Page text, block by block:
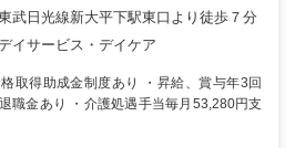
武日光線新大平下駅東口より徒歩７分
イサービス・デイケア
取得助成金制度あり ・昇給、賞与年3回
職金あり ・介護処遇手当毎月53,280円支